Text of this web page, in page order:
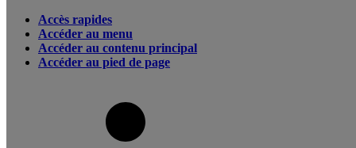
Accès rapides
Accéder au menu
Accéder au contenu principal
Accéder au pied de page